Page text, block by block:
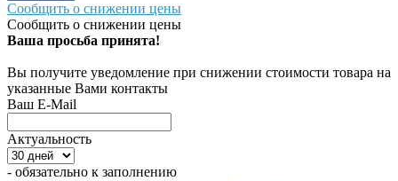
Сообщить о снижении цены
Сообщить о снижении цены
Ваша просьба принята!
Вы получите уведомление при снижении стоимости товара на
указанные Вами контакты
Ваш E-Mail
Актуальность
- обязательно к заполнению